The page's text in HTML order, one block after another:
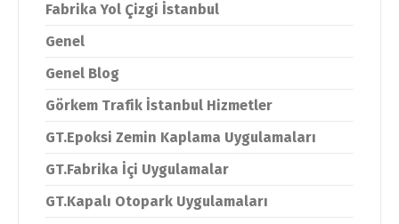
Fabrika Yol Çizgi İstanbul
Genel
Genel Blog
Görkem Trafik İstanbul Hizmetler
GT.Epoksi Zemin Kaplama Uygulamaları
GT.Fabrika İçi Uygulamalar
GT.Kapalı Otopark Uygulamaları